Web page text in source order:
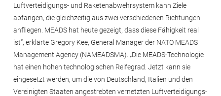
Luftverteidigungs- und Raketenabwehrsystem kann Ziele
abfangen, die gleichzeitig aus zwei verschiedenen Richtungen
anfliegen. MEADS hat heute gezeigt, dass diese Fähigkeit real
ist“, erklärte Gregory Kee, General Manager der NATO MEADS
Management Agency (NAMEADSMA). „Die MEADS-Technologie
hat einen hohen technologischen Reifegrad. Jetzt kann sie
eingesetzt werden, um die von Deutschland, Italien und den
Vereinigten Staaten angestrebten vernetzten Luftverteidigungs-